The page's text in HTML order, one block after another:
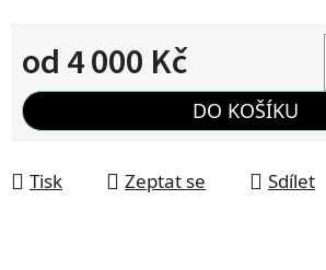
od4 000 Kč
Měrná cena:
DO KOŠÍKU
Tisk Zeptat se Sdílet